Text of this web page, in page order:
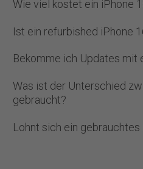
Wie viel kostet ein iPhone
Der Preis für ein
Neugerät derselben
Ist ein refurbished iPhone
Ein iPhone 16 refurbished
werden getestet, bevor
Bekomme ich Updates mit
Auch ein iPhone 16 in
von Apple. Du nutzt
Was ist der Unterschied
gebraucht?
Der Hauptunterschied liegt
Lohnt sich ein